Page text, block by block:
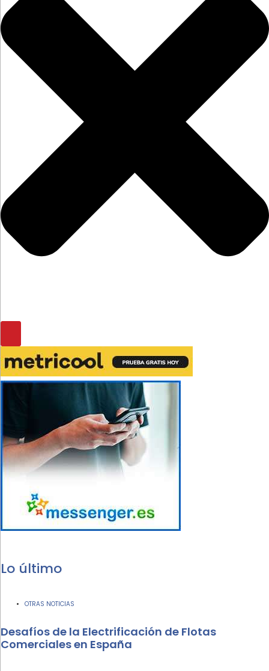
Lo último
OTRAS NOTICIAS
Desafíos de la Electrificación de Flotas
Comerciales en España